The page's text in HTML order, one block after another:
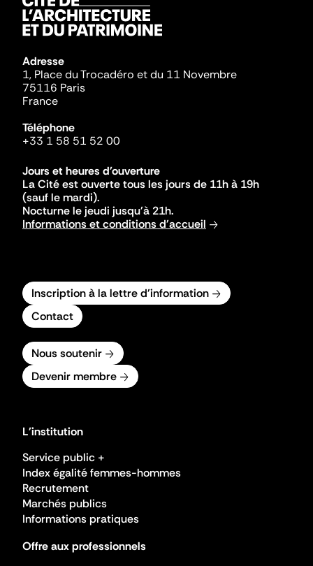
Adresse
1, Place du Trocadéro et du 11 Novembre
75116 Paris
France
Téléphone
+33 1 58 51 52 00
Jours et heures d'ouverture
La Cité est ouverte tous les jours de 11h à 19h
(sauf le mardi).
Nocturne le jeudi jusqu'à 21h.
Informations et conditions d'accueil
Inscription à la lettre d'information
Contact
Nous soutenir
Devenir membre
L'institution
Service public +
Index égalité femmes-hommes
Recrutement
Marchés publics
Informations pratiques
Offre aux professionnels